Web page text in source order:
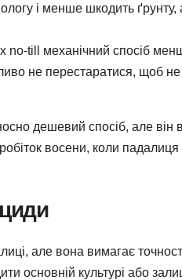
і менше шкодить
no-till механічний спосіб
не перестаратися, щоб
дешевий спосіб, але він
восени, коли
але вона вимагає
основній культурі або